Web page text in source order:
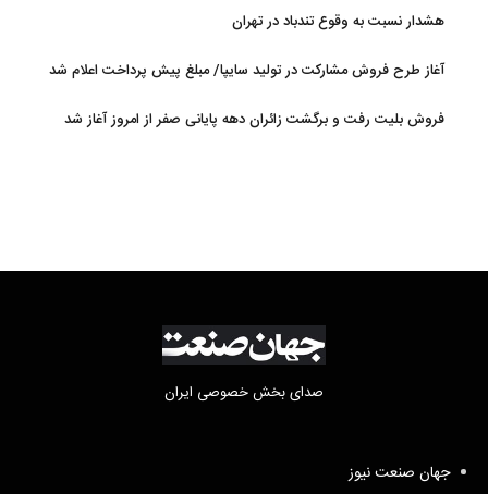
هشدار نسبت به وقوع تندباد در تهران
آغاز طرح فروش مشارکت در تولید سایپا/ مبلغ پیش پرداخت اعلام شد
فروش بلیت رفت و برگشت زائران دهه پایانی صفر از امروز آغاز شد
صدای بخش خصوصی ایران
جهان صنعت نیوز